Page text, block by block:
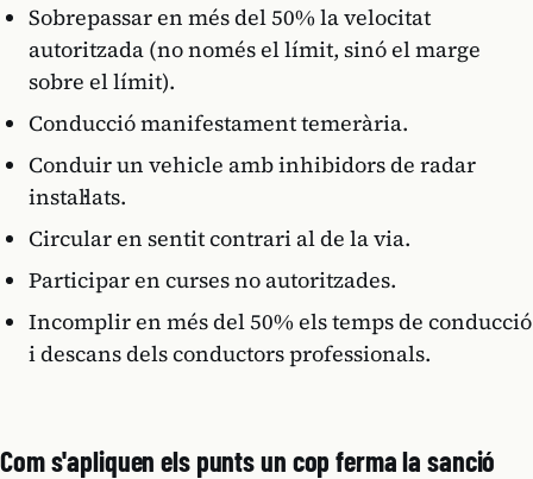
Sobrepassar en més del 50% la velocitat
autoritzada (no només el límit, sinó el marge
sobre el límit).
Conducció manifestament temerària.
Conduir un vehicle amb inhibidors de radar
instal·lats.
Circular en sentit contrari al de la via.
Participar en curses no autoritzades.
Incomplir en més del 50% els temps de conducció
i descans dels conductors professionals.
Com s'apliquen els punts un cop ferma la sanció